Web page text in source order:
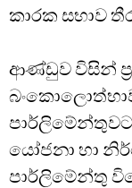
කාරක සභාව
ආණ්ඩුව විසින්
පාර්ලිමේන්තුවට
යෝජනා හා
පාර්ලිමේන්තු